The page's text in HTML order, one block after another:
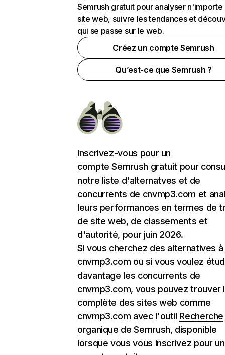
Semrush gratuit pour analyser n'importe
site web, suivre les tendances et
qui se passe sur le web.
Créez un compte Semrush
Qu’est-ce que Semrush ?
Inscrivez-vous pour un
compte Semrush gratuit pour
notre liste d'alternatves et de
concurrents de cnvmp3.com et
leurs performances en termes de
de site web, de classements et
d'autorité, pour juin 2026.
Si vous cherchez des alternatives à
cnvmp3.com ou si vous voulez
davantage les concurrents de
cnvmp3.com, vous pouvez trouver
complète des sites web comme
cnvmp3.com avec l'outil Recherche
organique de Semrush, disponible
lorsque vous vous inscrivez pour un